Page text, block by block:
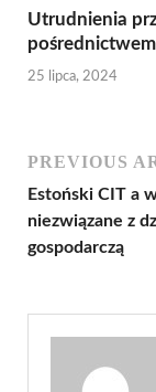
Utrudnienia
25 lipca, 2024
PREVIOUS
Estoński CIT a
niezwiązane z
gospodarczą